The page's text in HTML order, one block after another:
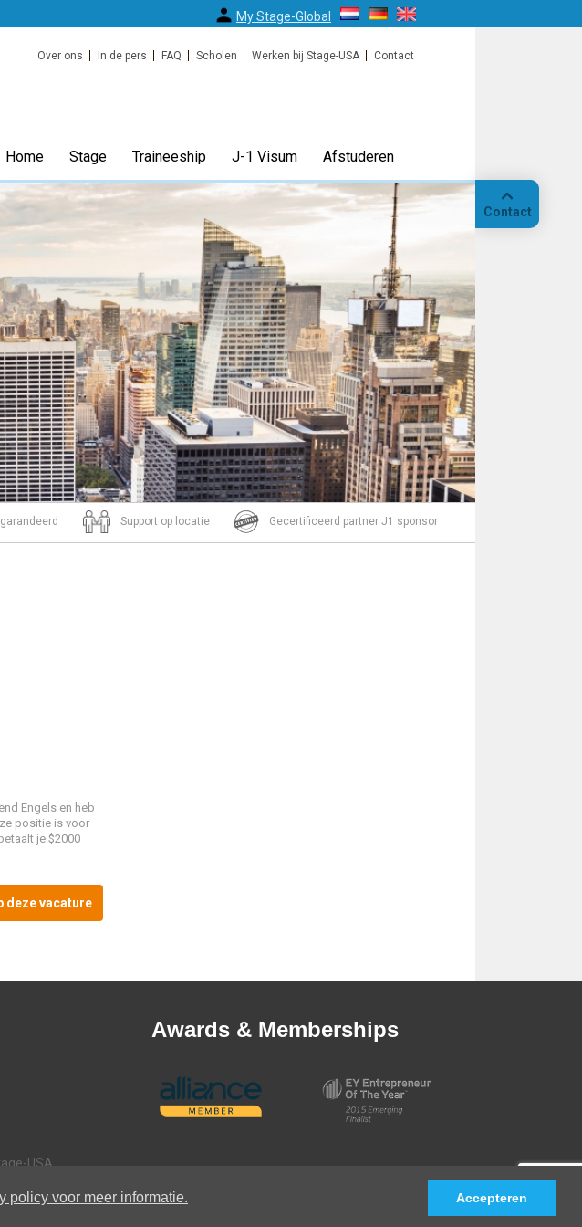
policy voor meer informatie. Accepteren
Contact
My Stage-Global
Over ons In de pers FAQ Scholen Werken bij Stage-USA Contact
Home Stage Traineeship J-1 Visum Afstuderen
Support op locatie Gecertificeerd partner J1 sponsor
Engels en heb
positie is voor
je $2000
deze vacature
USA
Awards & Memberships